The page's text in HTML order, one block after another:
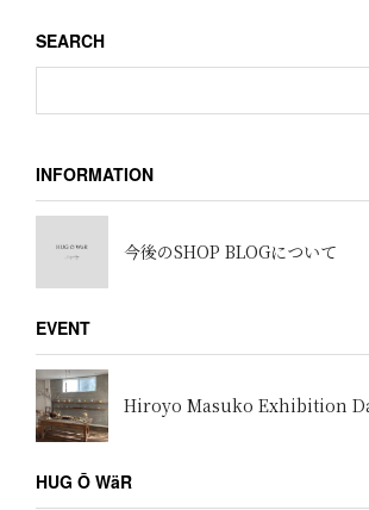
ン
SEARCH
INFORMATION
今後のSHOP BLOGについて
EVENT
Hiroyo Masuko Exhibition
HUG Ō WäR